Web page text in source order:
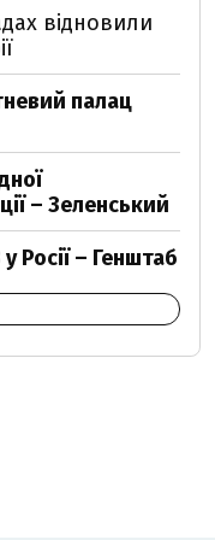
відновили
палац
– Зеленський
Росії – Генштаб